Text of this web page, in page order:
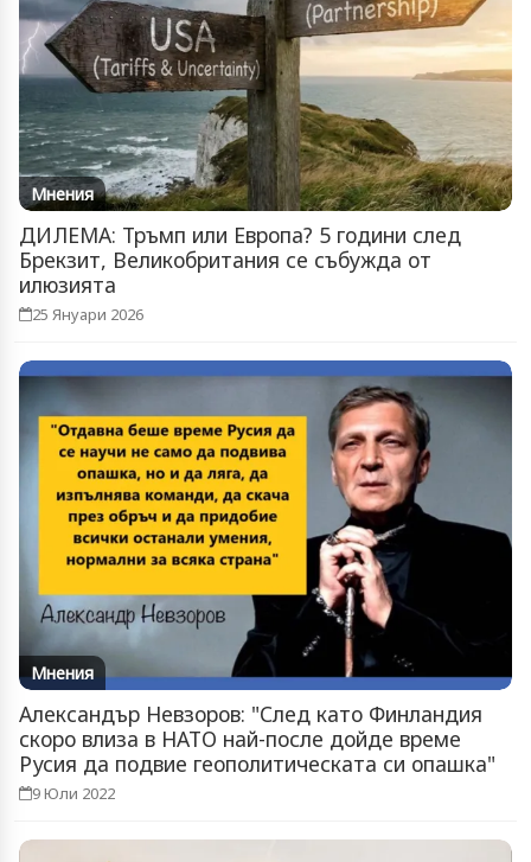
Мнения
ДИЛЕМА: Тръмп или Европа? 5 години след
Брекзит, Великобритания се събужда от
илюзията
25 Януари 2026
Мнения
Александър Невзоров: "След като Финландия
скоро влиза в НАТО най-после дойде време
Русия да подвие геополитическата си опашка"
9 Юли 2022